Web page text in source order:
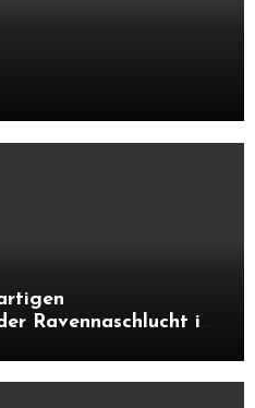
Ravennaschlucht im
und warum sich